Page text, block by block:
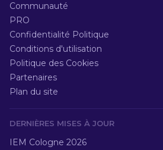
Communauté
PRO
Confidentialité Politique
Conditions d'utilisation
Politique des Cookies
Partenaires
Plan du site
DERNIÈRES MISES À JOUR
IEM Cologne 2026